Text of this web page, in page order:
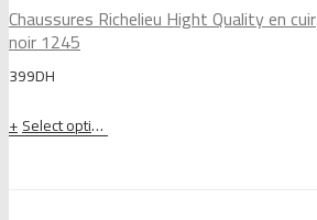
Chaussures Richelieu Hight Quality en cuir
noir 1245
399DH
Select options